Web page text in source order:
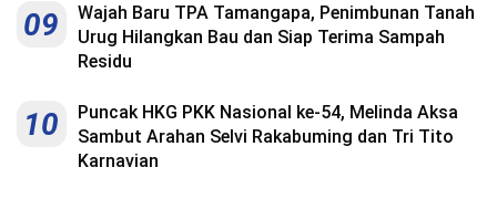
09
Wajah Baru TPA Tamangapa, Penimbunan Tanah
Urug Hilangkan Bau dan Siap Terima Sampah
Residu
10
Puncak HKG PKK Nasional ke-54, Melinda Aksa
Sambut Arahan Selvi Rakabuming dan Tri Tito
Karnavian